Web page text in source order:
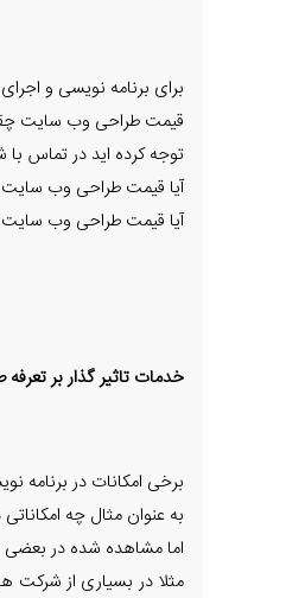
برای برنامه نویسی و
قیمت طراحی وب سایت
توجه کرده اید در تماس
آیا قیمت طراحی وب
آیا قیمت طراحی وب سایت
خدمات تاثیر گذار بر
برخی امکانات در
به عنوان مثال چه
اما مشاهده شده در
مثلا در بسیاری از